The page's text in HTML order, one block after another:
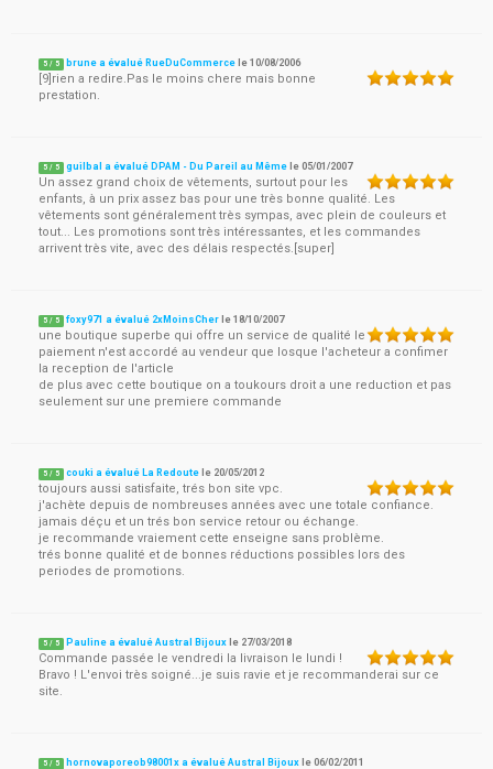
5 / 5 brune a évalué RueDuCommerce le10/08/2006
[9]rien a redire.Pas le moins chere mais bonne
prestation.
5 / 5 guilbal a évalué DPAM - Du Pareil au Même le05/01/2007
Un assez grand choix de vêtements, surtout pour les
enfants, à un prix assez bas pour une très bonne qualité. Les
vêtements sont généralement très sympas, avec plein de couleurs et
tout... Les promotions sont très intéressantes, et les commandes
arrivent très vite, avec des délais respectés.[super]
5 / 5 foxy971 a évalué 2xMoinsCher le18/10/2007
une boutique superbe qui offre un service de qualité le
paiement n'est accordé au vendeur que losque l'acheteur a confimer
la reception de l'article
de plus avec cette boutique on a toukours droit a une reduction et pas
seulement sur une premiere commande
5 / 5 couki a évalué La Redoute le 20/05/2012
toujours aussi satisfaite, trés bon site vpc.
j'achète depuis de nombreuses années avec une totale confiance.
jamais déçu et un trés bon service retour ou échange.
je recommande vraiement cette enseigne sans problème.
trés bonne qualité et de bonnes réductions possibles lors des
periodes de promotions.
5 / 5 Pauline a évalué Austral Bijoux le 27/03/2018
Commande passée le vendredi la livraison le lundi !
Bravo ! L'envoi très soigné...je suis ravie et je recommanderai sur ce
site.
5 / 5 hornovaporeob98001x a évalué Austral Bijoux le06/02/2011